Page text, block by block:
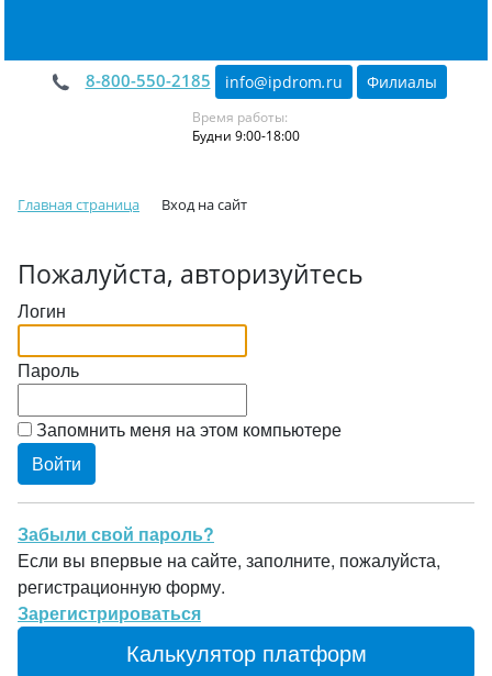
8-800-550-2185 info@ipdrom.ru Филиалы
Время работы:
Будни 9:00-18:00
Главная страница Вход на сайт
Пожалуйста, авторизуйтесь
Логин
Пароль
Запомнить меня на этом компьютере
Забыли свой пароль?
Если вы впервые на сайте, заполните, пожалуйста,
регистрационную форму.
Зарегистрироваться
Калькулятор платформ